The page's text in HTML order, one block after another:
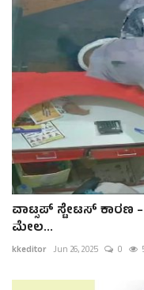
ವಾಟ್ಸಪ್ ಸ್ಟೇಟಸ್‌
ಮೇಲ...
kkeditor Jun 26, 2025 0